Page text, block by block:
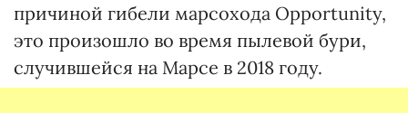
причиной гибели марсохода Opportunity,
это произошло во время пылевой бури,
случившейся на Марсе в 2018 году.